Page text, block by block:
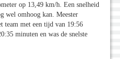
op 13,49 km/h. Een snelheid
wel omhoog kan. Meester
team met een tijd van 19:56
minuten en was de snelste